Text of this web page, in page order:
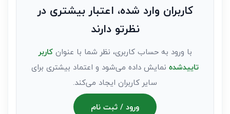
کاربران وارد شده، اعتبار بیشتری در
نظرتو دارند
با ورود به حساب کاربری، نظر شما با عنوانکاربر
تاییدشده نمایش داده می‌شود و اعتماد بیشتری برای
سایر کاربران ایجاد می‌کند.
ورود / ثبت نام